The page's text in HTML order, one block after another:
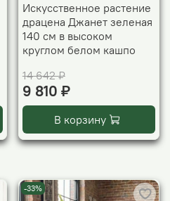
Искусственное растение
драцена Джанет зеленая
140 см в высоком
круглом белом кашпо
14 642 ₽
9 810 ₽
В корзину
-33%